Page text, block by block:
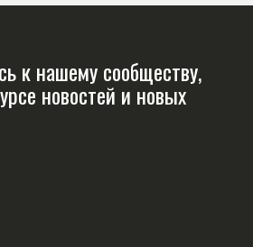
к нашему сообществу,
новостей и новых